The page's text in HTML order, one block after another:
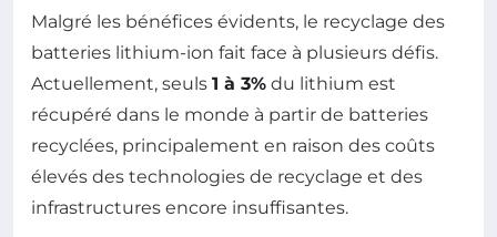
Malgré les bénéfices évidents, le recyclage des
batteries lithium-ion fait face à plusieurs défis.
Actuellement, seuls 1 à 3% du lithium est
récupéré dans le monde à partir de batteries
recyclées, principalement en raison des coûts
élevés des technologies de recyclage et des
infrastructures encore insuffisantes.